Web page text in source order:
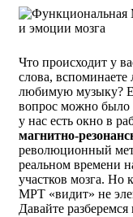
Что происходит у
слова, вспоминаете
любимую музыку?
вопрос можно было
у нас есть окно в
магнитно-
революционный
реальном времени
участков мозга. Но
МРТ «видит» не
Давайте